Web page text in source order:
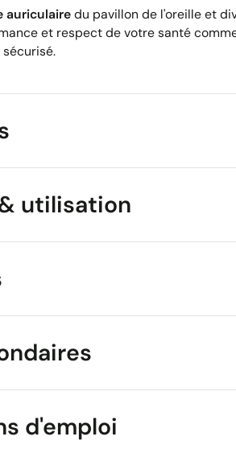
auriculairedu pavillon de l'oreille et
et respect de votre santé
utilisation
d'emploi